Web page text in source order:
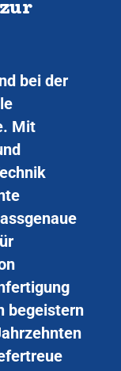
bei der
Mit
begeistern